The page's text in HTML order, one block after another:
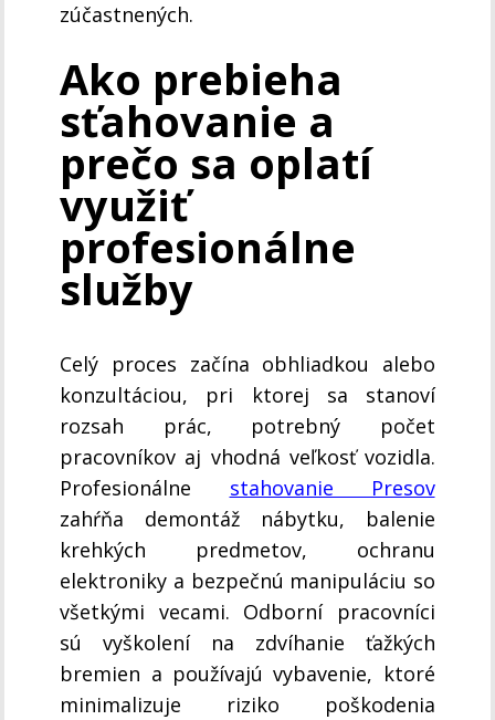
zúčastnených.
Ako prebieha
sťahovanie a
prečo sa oplatí
využiť
profesionálne
služby
Celý proces začína obhliadkou alebo
konzultáciou, pri ktorej sa stanoví
rozsah prác, potrebný počet
pracovníkov aj vhodná veľkosť vozidla.
Profesionálne stahovanie Presov
zahŕňa demontáž nábytku, balenie
krehkých predmetov, ochranu
elektroniky a bezpečnú manipuláciu so
všetkými vecami. Odborní pracovníci
sú vyškolení na zdvíhanie ťažkých
bremien a používajú vybavenie, ktoré
minimalizuje riziko poškodenia